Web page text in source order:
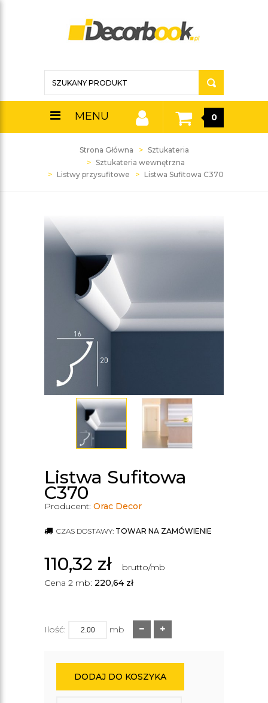
MENU 0
Strona Główna
Sztukateria
Sztukateria wewnętrzna
Listwy przysufitowe
Listwa Sufitowa C370
Listwa Sufitowa
C370
Producent: Orac Decor
CZAS DOSTAWY: TOWAR NA ZAMÓWIENIE
110,32 zł
brutto/mb
Cena 2 mb: 220,64 zł
Ilość: mb
DODAJ DO KOSZYKA